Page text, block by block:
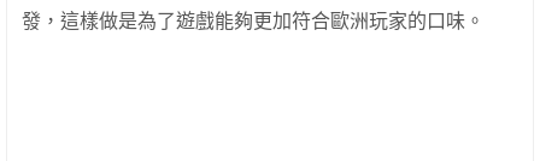
發，這樣做是為了遊戲能夠更加符合歐洲玩家的口味。